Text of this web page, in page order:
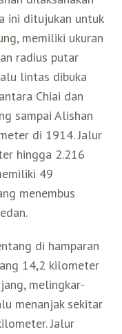
ini ditujukan untuk
memiliki ukuran
radius putar
lintas dibuka
Chiai dan
sampai Alishan
di 1914. Jalur
hingga 2.216
49
menembus
di hamparan
14,2 kilometer
melingkar-
menanjak sekitar
Jalur